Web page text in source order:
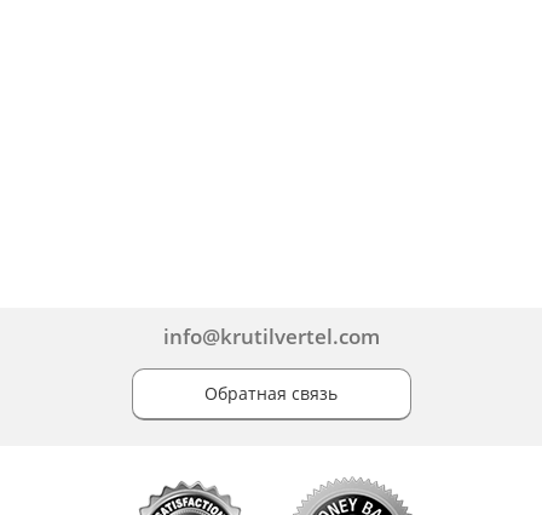
info@krutilvertel.com
Обратная связь